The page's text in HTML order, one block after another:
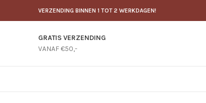
VERZENDING BINNEN 1 TOT 2 WERKDAGEN!
GRATIS VERZENDING
VANAF €50,-